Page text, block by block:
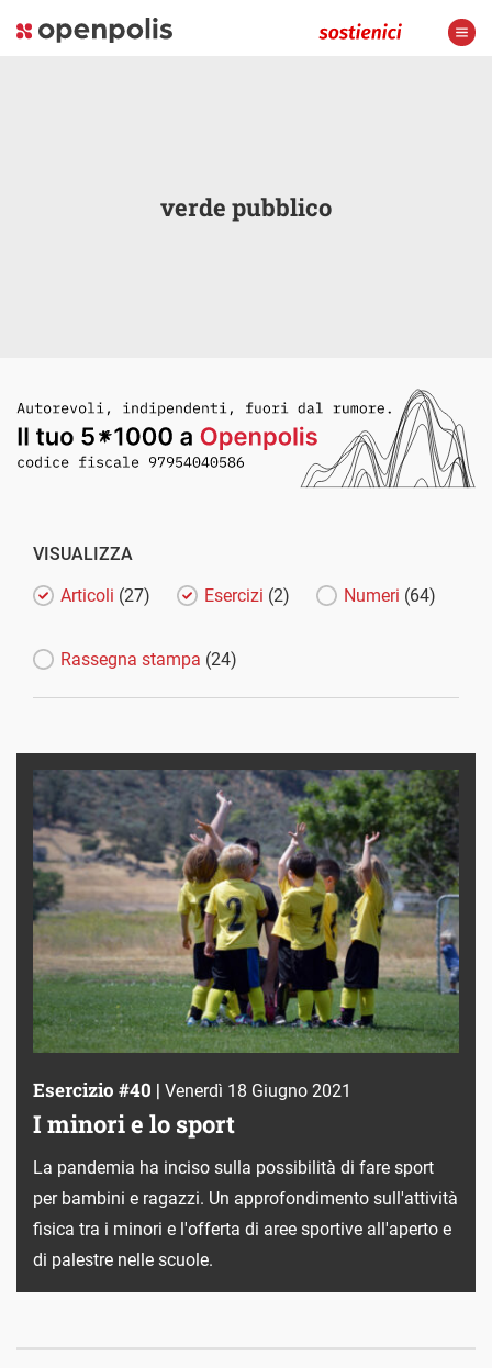
verde pubblico
VISUALIZZA
Articoli (27) Esercizi (2) Numeri (64)
Rassegna stampa (24)
Esercizio #40 | Venerdì 18 Giugno 2021
I minori e lo sport
La pandemia ha inciso sulla possibilità di fare sport
per bambini e ragazzi. Un approfondimento sull'attività
fisica tra i minori e l'offerta di aree sportive all'aperto e
di palestre nelle scuole.